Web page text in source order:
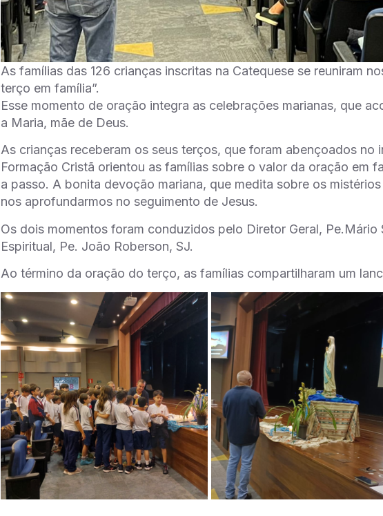
As famílias das 126 crianças inscritas na Catequese se reuniram
terço em família”.
Esse momento de oração integra as celebrações marianas, que
a Maria, mãe de Deus.
As crianças receberam os seus terços, que foram abençoados no
Formação Cristã orientou as famílias sobre o valor da oração em
a passo. A bonita devoção mariana, que medita sobre os
nos aprofundarmos no seguimento de Jesus.
Os dois momentos foram conduzidos pelo Diretor Geral, Pe.Mário
Espiritual, Pe. João Roberson, SJ.
Ao término da oração do terço, as famílias compartilharam um